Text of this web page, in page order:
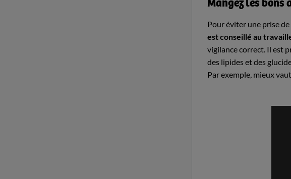
Mangez les bons
Pour éviter une prise
est conseillé au
vigilance correct. Il est
des lipides et des
Par exemple, mieux